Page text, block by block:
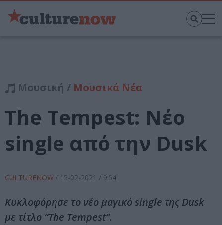
Μουσική / Μουσικά Νέα
The Tempest: Νέο
single από την Dusk
CULTURENOW / 15-02-2021 / 9:54
Κυκλοφόρησε το νέο μαγικό single της Dusk
με τίτλο “The Tempest”.